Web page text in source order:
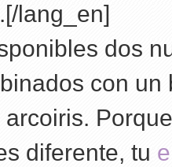
.[/lang_en]
dos
con un
diferente, tu